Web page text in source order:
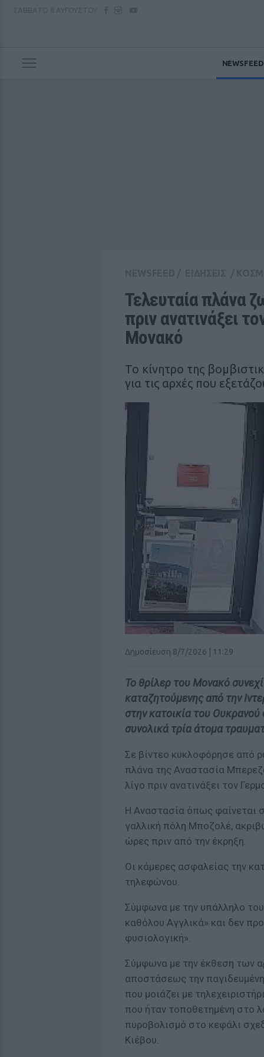
NEWSFEED
Τελευταία πλάνα
πριν ανατινάξει
Μονακό
Το κίνητρο της
για τις αρχές που
Δημοσίευση 8/7/2026 | 11:29
Το θρίλερ του Μονακό
καταζητούμενης από την
στην κατοικία του
συνολικά τρία άτομα
Σε βίντεο κυκλοφόρησε από
πλάνα της Αναστασία
λίγο πριν ανατινάξει τον
Η Αναστασία όπως φαίνεται
γαλλική πόλη Μποζολέ,
ώρες πριν από την έκρηξη.
Οι κάμερες ασφαλείας την
τηλεφώνου.
Σύμφωνα με την υπάλληλο
καθόλου Αγγλικά» και δεν
φυσιολογική».
Σύμφωνα με την έκθεση των
αποστάσεως την
που μοιάζει με
που ήταν τοποθετημένη στο
πυροβολισμό στο κεφάλι
Κιέβου.